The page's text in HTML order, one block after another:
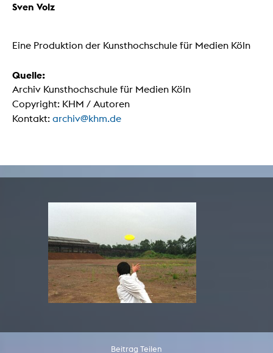
Sven Volz
Eine Produktion der Kunsthochschule für Medien Köln
Quelle:
Archiv Kunsthochschule für Medien Köln
Copyright: KHM / Autoren
Kontakt: archiv@khm.de
Beitrag Teilen